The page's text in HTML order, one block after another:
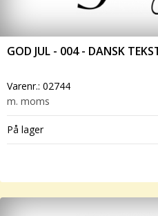
GOD JUL - 004 - DANSK
Varenr.: 02744
m. moms
På lager